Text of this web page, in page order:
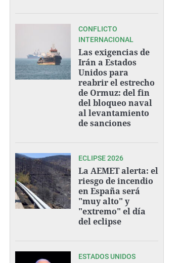
CONFLICTO
INTERNACIONAL
Las exigencias de
Irán a Estados
Unidos para
reabrir el estrecho
de Ormuz: del fin
del bloqueo naval
al levantamiento
de sanciones
ECLIPSE 2026
La AEMET alerta: el
riesgo de incendio
en España será
"muy alto" y
"extremo" el día
del eclipse
ESTADOS UNIDOS